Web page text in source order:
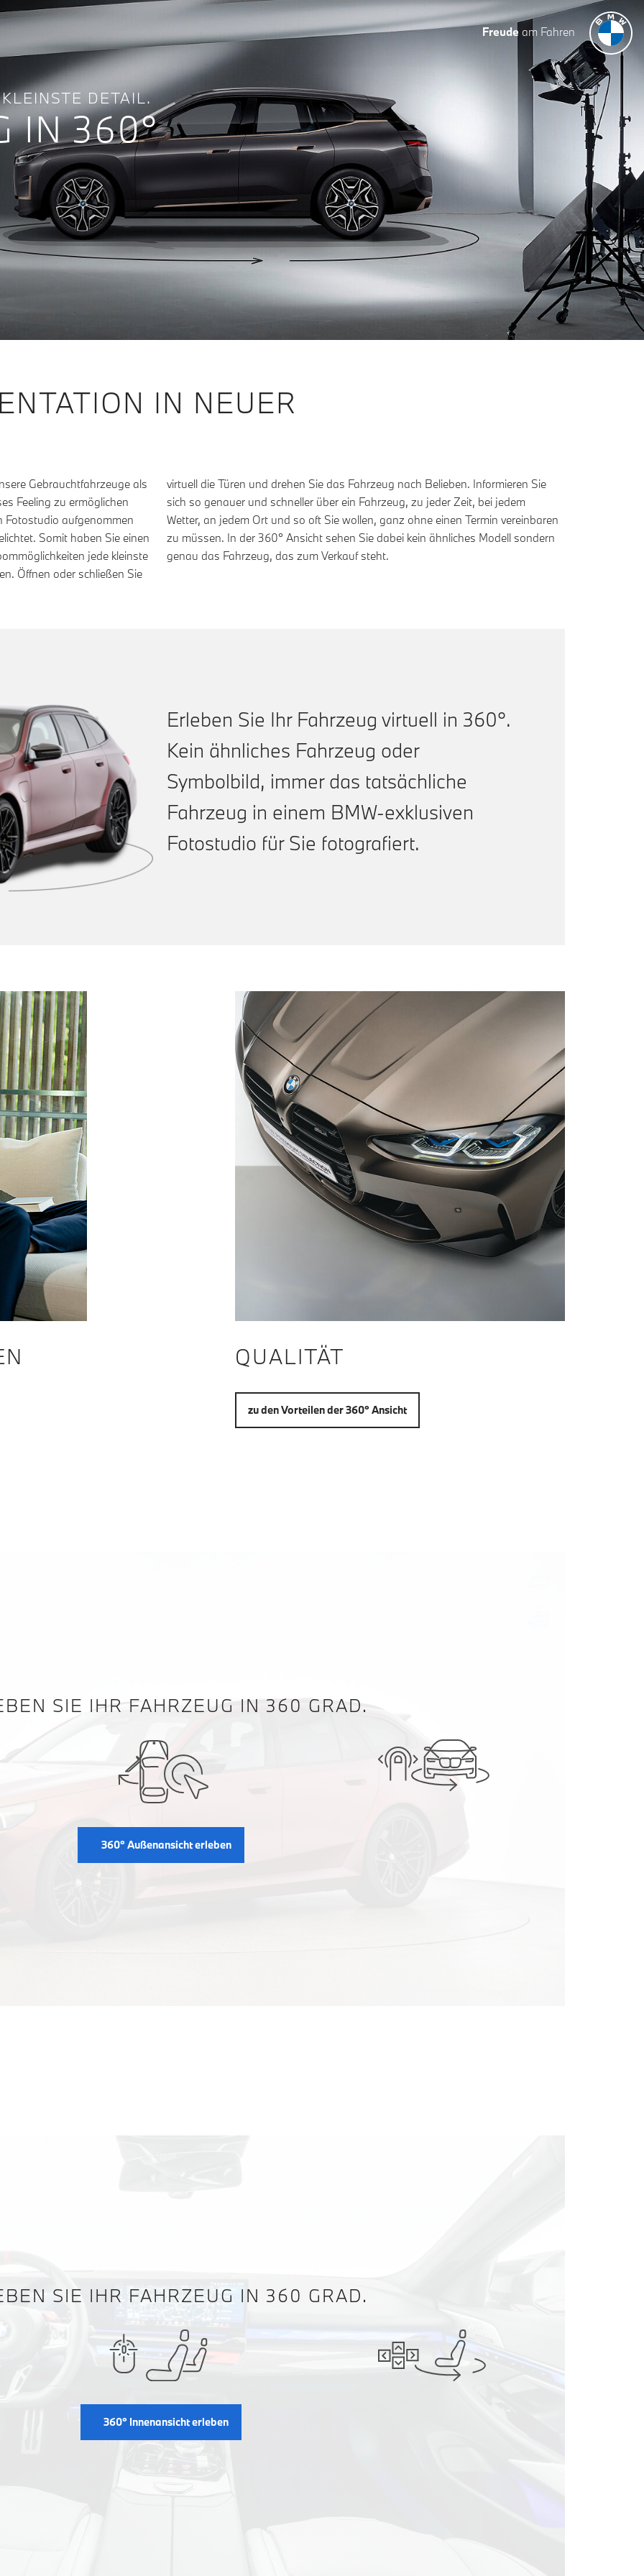
Freude am Fahren
DETAIL.
IN 360°
IN NEUER
Gebrauchtfahrzeuge als
Feeling zu ermöglichen
Fotostudio aufgenommen
Somit haben Sie einen
jede kleinste
Öffnen oder schließen Sie
Belieben. Informieren Sie
zu jeder Zeit, bei jedem
einen Termin vereinbaren
ähnliches Modell sondern
genau das Fahrzeug, das zum Verkauf steht.
Erleben Sie Ihr Fahrzeug virtuell in 360°.
Kein ähnliches Fahrzeug oder
Symbolbild, immer das tatsächliche
Fahrzeug in einem BMW-exklusiven
Fotostudio für Sie fotografiert.
QUALITÄT
zu den Vorteilen der 360° Ansicht
SIE IHR FAHRZEUG IN 360 GRAD.
360° Außenansicht erleben
SIE IHR FAHRZEUG IN 360 GRAD.
360° Innenansicht erleben